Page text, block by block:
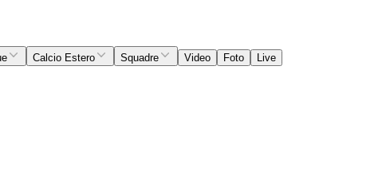
Calcio Estero Squadre Video Foto
Live